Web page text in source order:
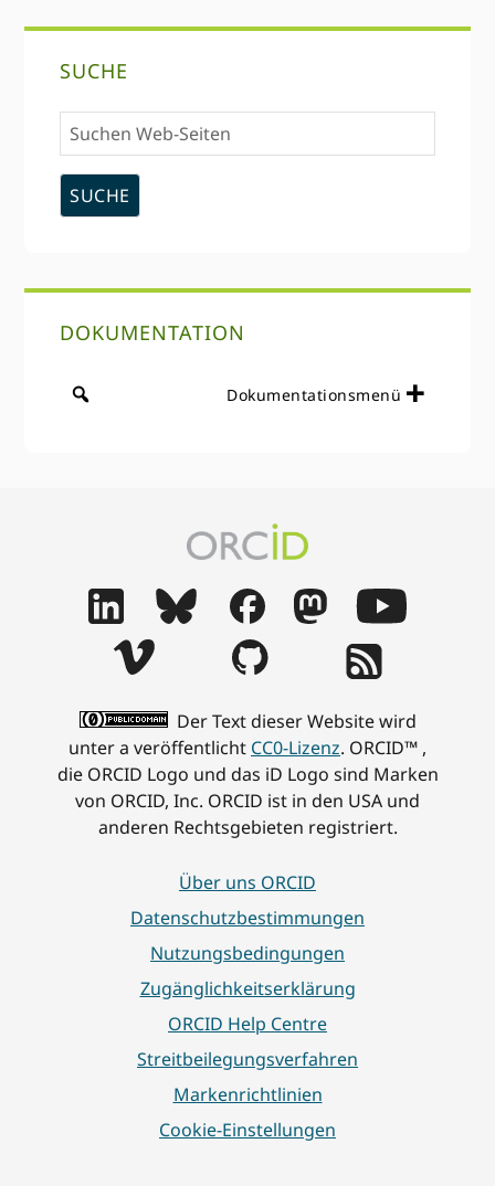
SUCHE
Suchen
Web-
Seiten
DOKUMENTATION
Dokumentationsmenü
Der Text dieser Website wird
unter a veröffentlicht CC0-Lizenz. ORCID™ ,
die ORCID Logo und das iD Logo sind Marken
von ORCID, Inc. ORCID ist in den USA und
anderen Rechtsgebieten registriert.
Über uns ORCID
Datenschutzbestimmungen
Nutzungsbedingungen
Zugänglichkeitserklärung
ORCID Help Centre
Streitbeilegungsverfahren
Markenrichtlinien
Cookie-Einstellungen